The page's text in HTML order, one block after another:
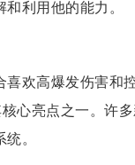
利用他的能力。
欢高爆发伤害和
心亮点之一。许
。